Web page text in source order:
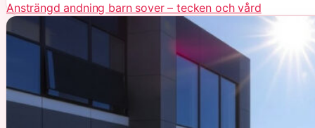
Ansträngd andning barn sover – tecken och vård